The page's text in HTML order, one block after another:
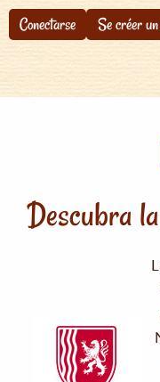
Conectarse Se créer
Descubra